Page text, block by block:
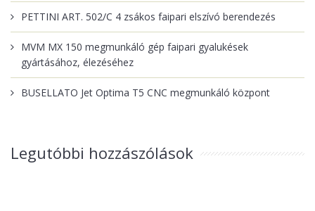
PETTINI ART. 502/C 4 zsákos faipari elszívó berendezés
MVM MX 150 megmunkáló gép faipari gyalukések
gyártásához, élezéséhez
BUSELLATO Jet Optima T5 CNC megmunkáló központ
Legutóbbi hozzászólások